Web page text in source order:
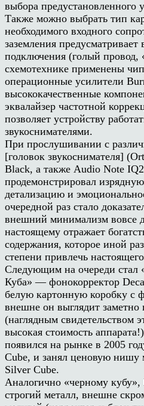
выбора предустановленного
Также можно выбрать тип
необходимого входного
заземления предусматривает
подключения (голый провод,
схемотехнике применены
операционные усилители
высококачественные
эквалайзер частотной
позволяет устройству
звукоснимателями.
При прослушивании с
[головок звукоснимателя]
Black, а также Audio Note
продемонстрировал
детализацию и
очередной раз стало
внешний минимализм вовсе
настоящему отражает
содержания, которое иной
степени привлечь
Следующим на очереди стал
Куба» — фонокорректор
белую картонную коробку с
внешне он выглядит заметно
(наглядным свидетельством
высокая стоимость
появился на рынке в 2005
Cube, и занял ценовую
Silver Cube.
Аналогично «черному кубу»,
строгий металл, внешне